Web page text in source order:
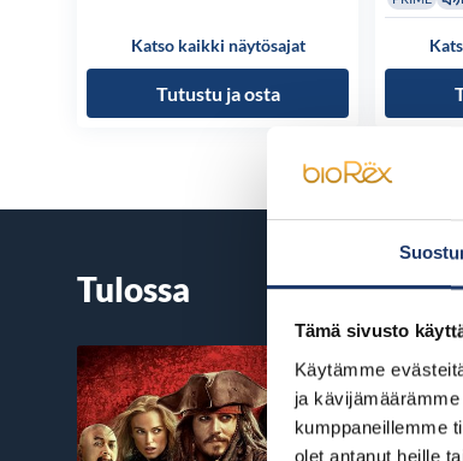
Tämä sivusto
Käytämme
ja
kumppaneillemme
olet antanut heille
Katso kaikki näytösajat
Tutustu ja osta
Tulossa